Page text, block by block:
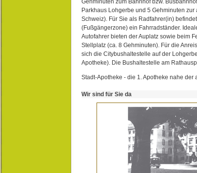
Parkhaus Lohgerbe und 5 Gehminuten
Schweiz). Für Sie als Radfahrer(in)
(Fußgängerzone) ein Fahrradständer.
Autofahrer bieten der Auplatz sowie beim
Stellplatz (ca. 8 Gehminuten). Für die
sich die Citybushaltestelle auf der
Apotheke). Die Bushaltestelle am
Stadt-Apotheke - die 1. Apotheke nahe der
Wir sind für Sie da